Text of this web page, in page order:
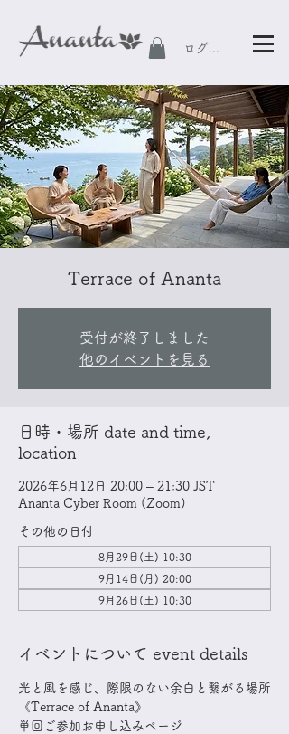
ログイン
Terrace of Ananta
受付が終了しました
他のイベントを見る
日時・場所 date and time,
location
2026年6月12日 20:00 – 21:30 JST
Ananta Cyber Room (Zoom)
その他の日付
8月29日(土) 10:30
9月14日(月) 20:00
9月26日(土) 10:30
イベントについて event details
光と風を感じ、際限のない余白と繋がる場所
​《Terrace of Ananta》
単回ご参加お申し込みページ